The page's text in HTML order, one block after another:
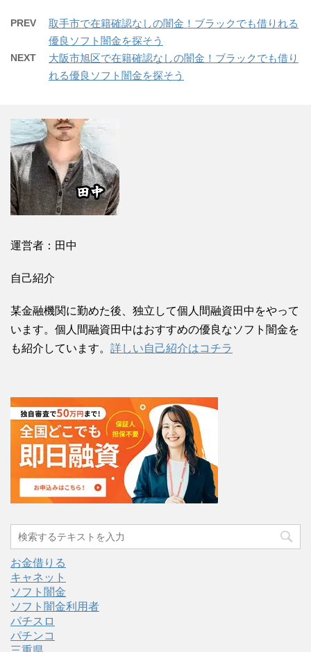
PREV
取手市で在籍確認なしの闇金！ブラックでも借りれる
優良ソフト闇金を探そう
NEXT
大阪市旭区で在籍確認なしの闇金！ブラックでも借り
れる優良ソフト闇金を探そう
運営者：田中
自己紹介
某金融機関に勤めた後、独立して個人間融資田中をやって
います。個人間融資田中はおすすめの優良なソフト闇金を
も紹介しています。 詳しい自己紹介はコチラ
お金借りる
キャネット
ソフト闇金
ソフト闇金利用者
パチスロ
パチンコ